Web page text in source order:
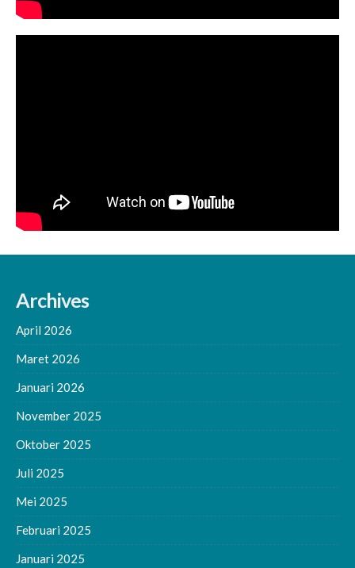
Archives
April 2026
Maret 2026
Januari 2026
November 2025
Oktober 2025
Juli 2025
Mei 2025
Februari 2025
Januari 2025